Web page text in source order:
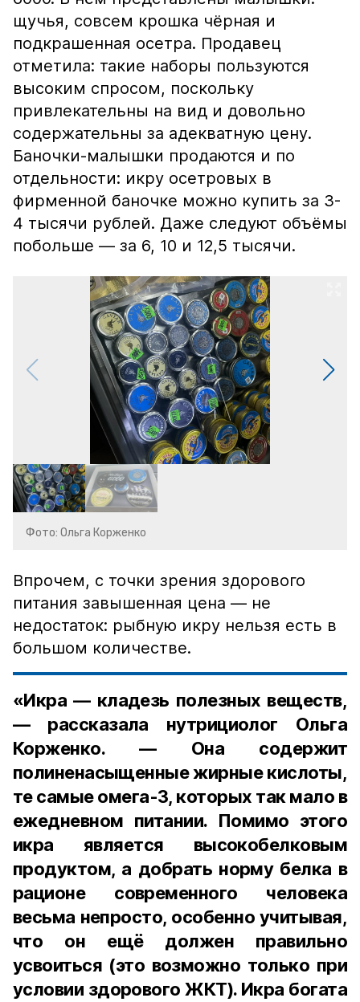
щучья, совсем крошка чёрная и
подкрашенная осетра. Продавец
отметила: такие наборы пользуются
высоким спросом, поскольку
привлекательны на вид и довольно
содержательны за адекватную цену.
Баночки-малышки продаются и по
отдельности: икру осетровых в
фирменной баночке можно купить за 3-
4 тысячи рублей. Даже следуют объёмы
побольше — за 6, 10 и 12,5 тысячи.
Фото: Ольга Корженко
Впрочем, с точки зрения здорового
питания завышенная цена — не
недостаток: рыбную икру нельзя есть в
большом количестве.
«Икра — кладезь полезных веществ,
— рассказала нутрициолог Ольга
Корженко. — Она содержит
полиненасыщенные жирные кислоты,
те самые омега-3, которых так мало в
ежедневном питании. Помимо этого
икра является высокобелковым
продуктом, а добрать норму белка в
рационе современного человека
весьма непросто, особенно учитывая,
что он ещё должен правильно
усвоиться (это возможно только при
условии здорового ЖКТ). Икра богата